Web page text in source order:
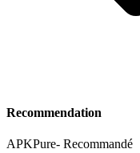
Recommendation
APKPure- Recommandé